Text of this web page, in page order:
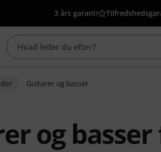
3 års garanti
Guitarer og basser
og